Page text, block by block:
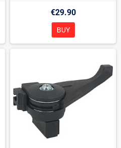
€29.90
BUY